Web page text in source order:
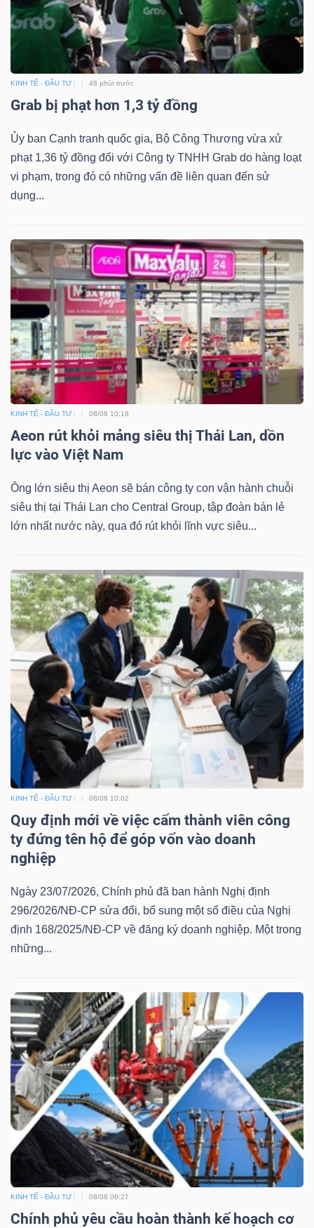
KINH TẾ - ĐẦU TƯ 48 phút trước
Grab bị phạt hơn 1,3 tỷ đồng
Ủy ban Cạnh tranh quốc gia, Bộ Công Thương vừa xử
phạt 1,36 tỷ đồng đối với Công ty TNHH Grab do hàng loạt
vi phạm, trong đó có những vấn đề liên quan đến sử
dụng...
KINH TẾ - ĐẦU TƯ 08/08 10:18
Aeon rút khỏi mảng siêu thị Thái Lan, dồn
lực vào Việt Nam
Ông lớn siêu thị Aeon sẽ bán công ty con vận hành chuỗi
siêu thị tại Thái Lan cho Central Group, tập đoàn bán lẻ
lớn nhất nước này, qua đó rút khỏi lĩnh vực siêu...
KINH TẾ - ĐẦU TƯ 08/08 10:02
Quy định mới về việc cấm thành viên công
ty đứng tên hộ để góp vốn vào doanh
nghiệp
Ngày 23/07/2026, Chính phủ đã ban hành Nghị định
296/2026/NĐ-CP sửa đổi, bổ sung một số điều của Nghị
định 168/2025/NĐ-CP về đăng ký doanh nghiệp. Một trong
những...
KINH TẾ - ĐẦU TƯ 08/08 09:27
Chính phủ yêu cầu hoàn thành kế hoạch cơ